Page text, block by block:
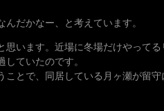
だかなー、と考えています。
思います。近場に冬場だけやって
ていたのです。
ことで、同居している月ヶ瀬が留